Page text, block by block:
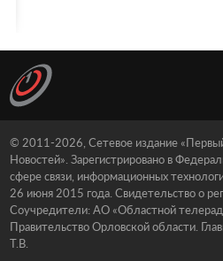
© 2011-2026, Сетевое издание
Новостей». Зарегистрировано в
сфере связи, информационных
26 июня 2015 года. Свидетельство о
Соучредители: АО «Областной
Правительство Орловской области.
Т.В.